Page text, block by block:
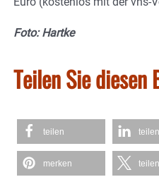
Foto: Hartke
Teilen Sie diesen
teilen teilen
merken teilen